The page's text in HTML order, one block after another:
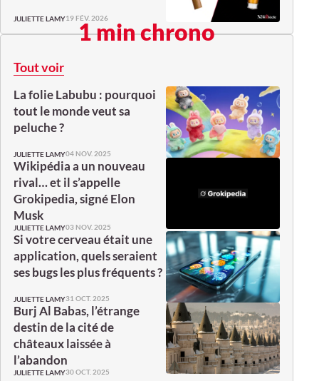
JULIETTE LAMY19 FÉV. 2026
1 min chrono
Tout voir
La folie Labubu : pourquoi
tout le monde veut sa
peluche ?
JULIETTE LAMY04 NOV. 2025
Wikipédia a un nouveau
rival… et il s’appelle
Grokipedia, signé Elon
Musk
JULIETTE LAMY03 NOV. 2025
Si votre cerveau était une
application, quels seraient
ses bugs les plus fréquents ?
JULIETTE LAMY31 OCT. 2025
Burj Al Babas, l’étrange
destin de la cité de
châteaux laissée à
l’abandon
JULIETTE LAMY30 OCT. 2025